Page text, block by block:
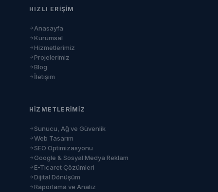
HIZLI ERIŞIM
Anasayfa
Kurumsal
Hizmetlerimiz
Projelerimiz
Blog
İletişim
HIZMETLERIMIZ
Sunucu, Ağ ve Güvenlik
Web Tasarım
SEO Optimizasyonu
Google & Sosyal Medya Reklam
E-Ticaret Çözümleri
Dijital Dönüşüm
Raporlama ve Analiz